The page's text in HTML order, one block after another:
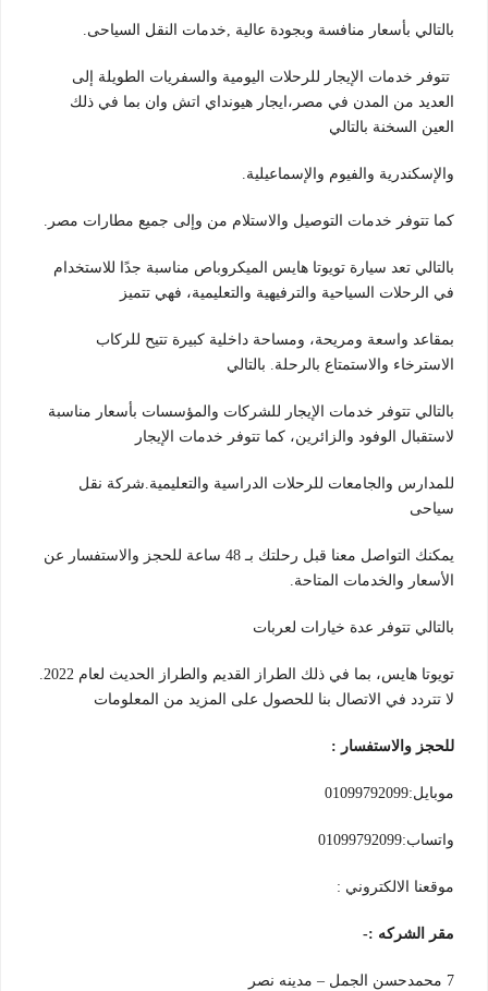
بالتالي بأسعار منافسة وبجودة عالية ,خدمات النقل السياحى.
تتوفر خدمات الإيجار للرحلات اليومية والسفريات الطويلة إلى
العديد من المدن في مصر،ايجار هيونداي اتش وان بما في ذلك
العين السخنة بالتالي
والإسكندرية والفيوم والإسماعيلية.
كما تتوفر خدمات التوصيل والاستلام من وإلى جميع مطارات مصر.
بالتالي تعد سيارة تويوتا هايس الميكروباص مناسبة جدًا للاستخدام
في الرحلات السياحية والترفيهية والتعليمية، فهي تتميز
بمقاعد واسعة ومريحة، ومساحة داخلية كبيرة تتيح للركاب
الاسترخاء والاستمتاع بالرحلة. بالتالي
بالتالي تتوفر خدمات الإيجار للشركات والمؤسسات بأسعار مناسبة
لاستقبال الوفود والزائرين، كما تتوفر خدمات الإيجار
للمدارس والجامعات للرحلات الدراسية والتعليمية.شركة نقل
سياحى
يمكنك التواصل معنا قبل رحلتك بـ 48 ساعة للحجز والاستفسار عن
الأسعار والخدمات المتاحة.
بالتالي تتوفر عدة خيارات لعربات
تويوتا هايس، بما في ذلك الطراز القديم والطراز الحديث لعام 2022.
لا تتردد في الاتصال بنا للحصول على المزيد من المعلومات
للحجز والاستفسار :
موبايل:01099792099
واتساب:01099792099
موقعنا الالكتروني :
مقر الشركه :-
7 محمدحسن الجمل – مدينه نصر